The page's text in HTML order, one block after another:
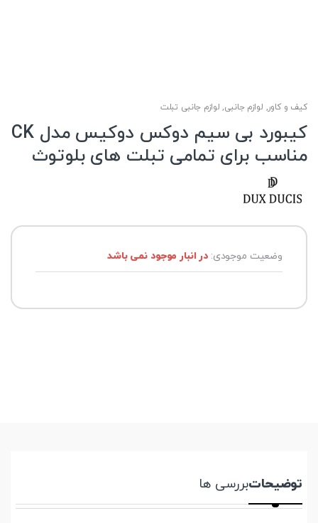
کیف و کاور, لوازم جانبی, لوازم جانبی تبلت
کیبورد بی سیم دوکس دوکیس مدل CK
مناسب برای تمامی تبلت های بلوتوث
وضعیت موجودی:در انبار موجود نمی باشد
توضیحاتبررسی ها